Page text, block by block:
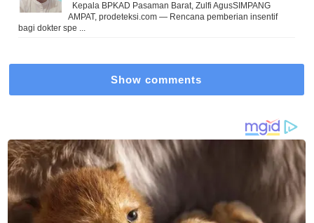
Kepala BPKAD Pasaman Barat, Zulfi AgusSIMPANG
AMPAT, prodeteksi.com — Rencana pemberian insentif
bagi dokter spe ...
Show comments